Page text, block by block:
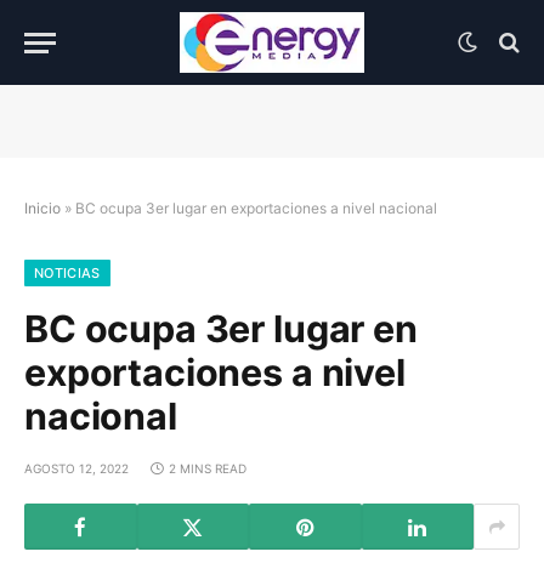
Inicio » BC ocupa 3er lugar en exportaciones a nivel nacional
NOTICIAS
BC ocupa 3er lugar en
exportaciones a nivel
nacional
AGOSTO 12, 2022 2 MINS READ